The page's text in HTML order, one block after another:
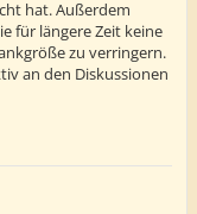
hat. Außerdem
für längere Zeit keine
zu verringern.
an den Diskussionen